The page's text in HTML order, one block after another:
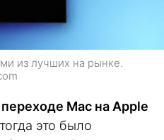
из лучших на рынке.
переходе Mac на Apple
это было